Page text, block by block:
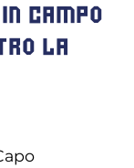
CAMPO
LA